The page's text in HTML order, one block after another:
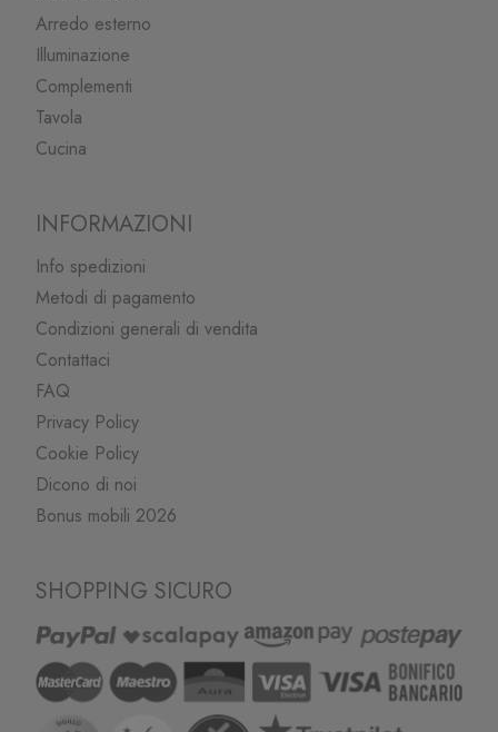
Arredo esterno
Illuminazione
Complementi
Tavola
Cucina
INFORMAZIONI
Info spedizioni
Metodi di pagamento
Condizioni generali di vendita
Contattaci
FAQ
Privacy Policy
Cookie Policy
Dicono di noi
Bonus mobili 2026
SHOPPING SICURO